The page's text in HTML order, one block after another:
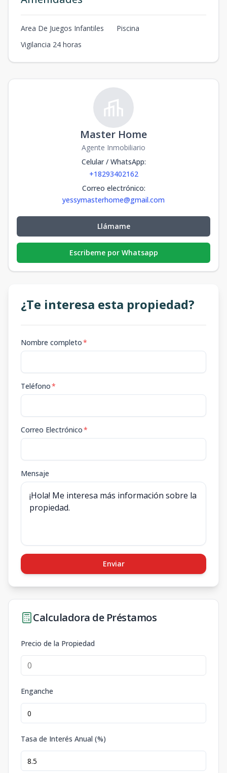
Area De Juegos Infantiles
Piscina
Vigilancia 24 horas
Master Home
Agente Inmobiliario
Celular / WhatsApp:
+18293402162
Correo electrónico:
yessymasterhome@gmail.com
Llámame
Escribeme por Whatsapp
¿Te interesa esta propiedad?
Nombre completo*
Teléfono*
Correo Electrónico*
Mensaje
Enviar
Calculadora de Préstamos
Precio de la Propiedad
Enganche
Tasa de Interés Anual (%)